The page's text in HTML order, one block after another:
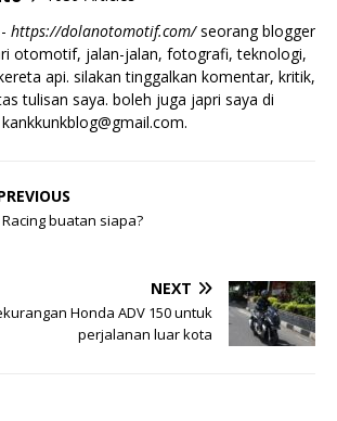
https://dolanotomotif.com/seorang blogger
otomotif, jalan-jalan, fotografi, teknologi,
api. silakan tinggalkan komentar, kritik,
tulisan saya. boleh juga japri saya di
kankkunkblog@gmail.com.
Racing buatan siapa?
NEXT
Honda ADV 150 untuk
perjalanan luar kota